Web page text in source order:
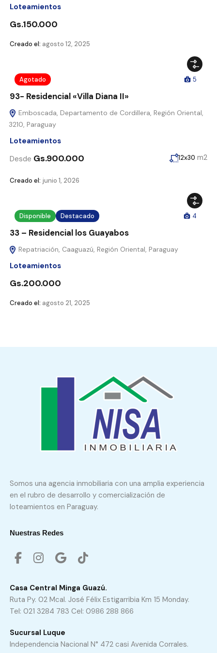
Loteamientos
Gs.150.000
Creado el: agosto 12, 2025
Agotado 5
93- Residencial «Villa Diana II»
Emboscada, Departamento de Cordillera, Región Oriental,
3210, Paraguay
Loteamientos
Desde Gs.900.000 12x30 m2
Creado el: junio 1, 2026
Disponible Destacado 4
33 – Residencial los Guayabos
Repatriación, Caaguazú, Región Oriental, Paraguay
Loteamientos
Gs.200.000
Creado el: agosto 21, 2025
Somos una agencia inmobiliaria con una amplia experiencia
en el rubro de desarrollo y comercialización de
loteamientos en Paraguay.
Nuestras Redes
Casa Central Minga Guazú.
Ruta Py. 02 Mcal. José Félix Estigarribia Km 15 Monday.
Tel: 021 3284 783 Cel: 0986 288 866
Sucursal Luque
Independencia Nacional N° 472 casi Avenida Corrales.